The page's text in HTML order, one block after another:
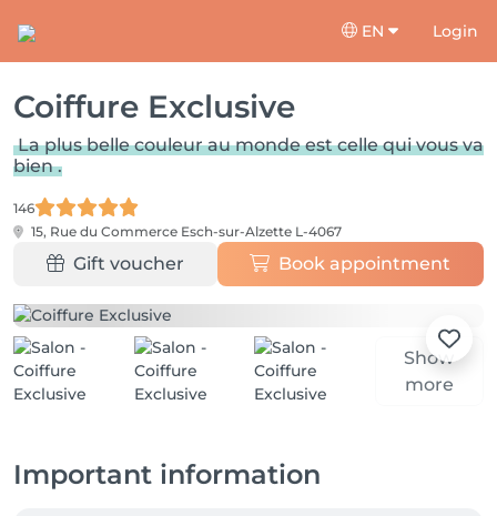
EN Login
Coiffure Exclusive
La plus belle couleur au monde est celle qui vous va
bien .
146
15, Rue du Commerce Esch-sur-Alzette L-4067
Gift voucher Book appointment
Show
more
Important information